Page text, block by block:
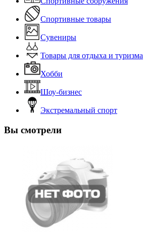
Спортивные товары
Сувениры
Товары для отдыха и туризма
Хобби
Шоу-бизнес
Экстремальный спорт
Вы смотрели